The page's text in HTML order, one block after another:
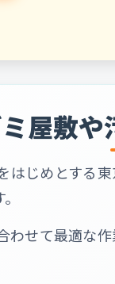
屋敷
はじめとする
わせて最適な